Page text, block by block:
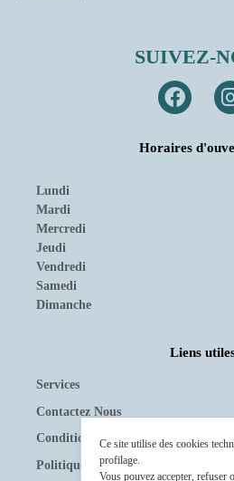
SUIVEZ-
Horaires
Lundi
Mardi
Mercredi
Jeudi
Vendredi
Samedi
Dimanche
Liens
Services
Contactez Nous
Conditions d’Utilisation
Politique de Confidentialité
Ce site utilise des cookies
profilage.
Vous pouvez accepter, refuser